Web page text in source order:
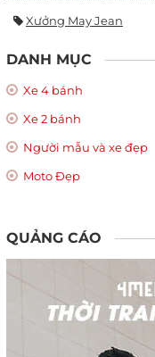
Xưởng May Jean
DANH MỤC
Xe 4 bánh
Xe 2 bánh
Người mẫu và xe đẹp
Moto Đẹp
QUẢNG CÁO